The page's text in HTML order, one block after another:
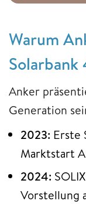
Warum
Anker
Generation
2023: Erste
Marktstart
2024:
Vorstellung